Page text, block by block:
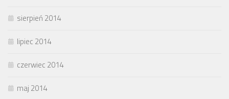
sierpień 2014
lipiec 2014
czerwiec 2014
maj 2014